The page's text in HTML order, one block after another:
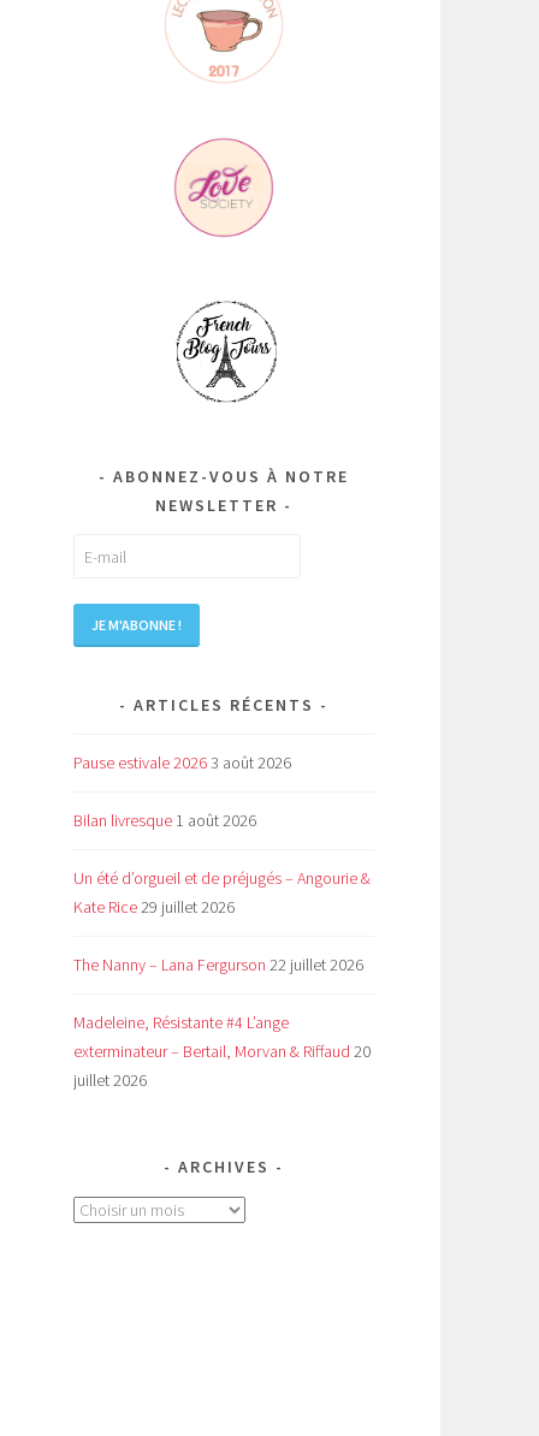
ABONNEZ-VOUS À NOTRE
NEWSLETTER
ARTICLES RÉCENTS
Pause estivale 20263 août 2026
Bilan livresque 1 août 2026
Un été d’orgueil et de préjugés – Angourie &
Kate Rice29 juillet 2026
The Nanny – Lana Fergurson 22 juillet 2026
Madeleine, Résistante #4 L’ange
exterminateur – Bertail, Morvan & Riffaud 20
juillet 2026
ARCHIVES
Archives